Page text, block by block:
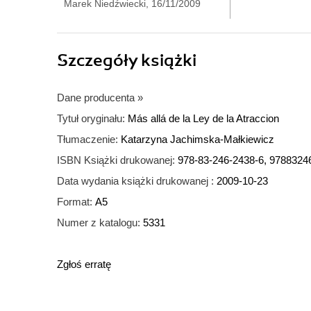
Marek Niedźwiecki, 16/11/2009
Szczegółyksiążki
Dane producenta »
Tytuł oryginału: Más allá de la Ley de la Atraccion
Tłumaczenie: Katarzyna Jachimska-Małkiewicz
ISBN Książki drukowanej: 978-83-246-2438-6,
Data wydania książki drukowanej : 2009-10-23
Format: A5
Numer z katalogu: 5331
Zgłoś erratę